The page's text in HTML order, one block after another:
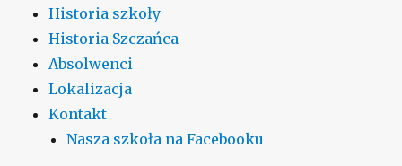
Historia szkoły
Historia Szczańca
Absolwenci
Lokalizacja
Kontakt
Nasza szkoła na Facebooku